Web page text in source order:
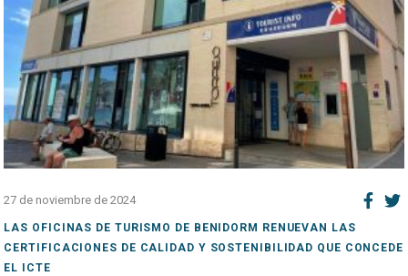
27 de noviembre de 2024
LAS OFICINAS DE TURISMO DE BENIDORM RENUEVAN LAS
CERTIFICACIONES DE CALIDAD Y SOSTENIBILIDAD QUE CONCEDE
EL ICTE